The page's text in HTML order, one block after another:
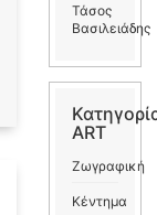
Τάσος
Βασιλειάδης
ART
Ζωγραφική
Κέντημα